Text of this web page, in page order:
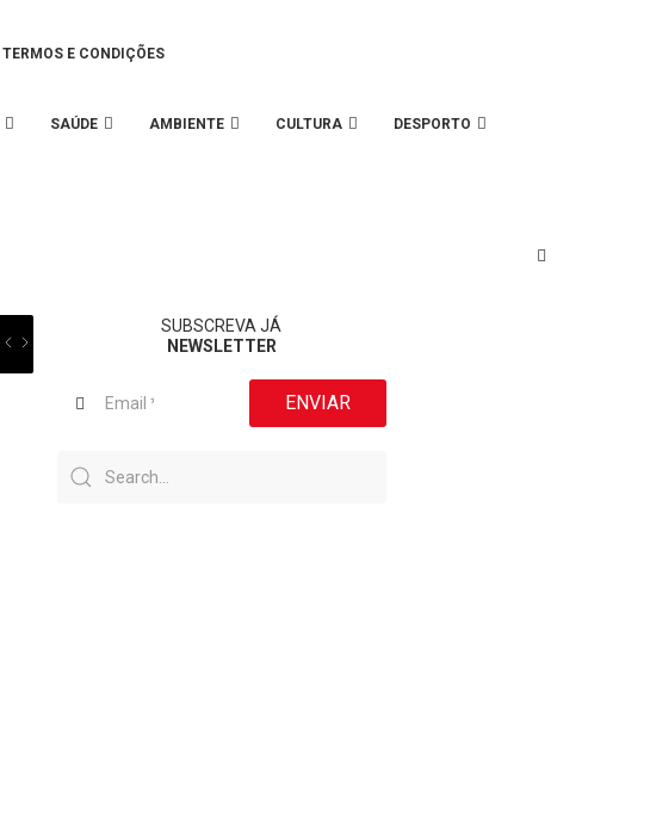
TERMOS E CONDIÇÕES
SAÚDE AMBIENTE CULTURA DESPORTO
SUBSCREVA JÁ
NEWSLETTER
ENVIAR